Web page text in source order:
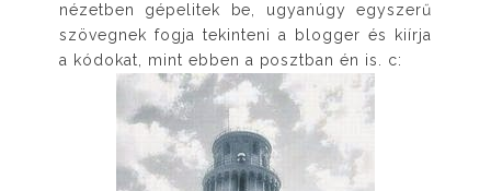
nézetben gépelitek be, ugyanúgy egyszerű
szövegnek fogja tekinteni a blogger és kiírja
a kódokat, mint ebben a posztban én is. c: